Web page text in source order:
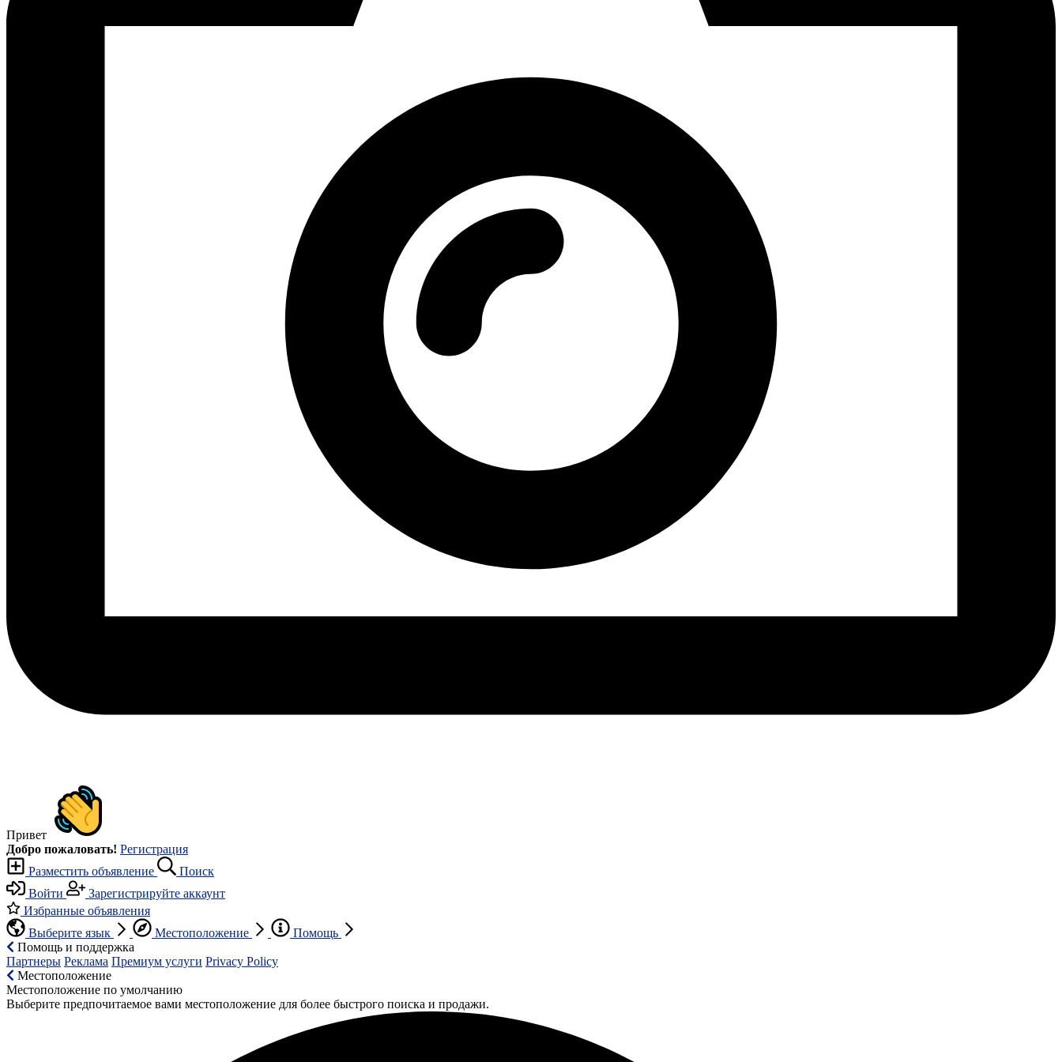
Привет
Добро пожаловать! Регистрация
Разместить объявление
Поиск
Войти
Зарегистрируйте аккаунт
Избранные объявления
Выберите язык
Местоположение
Помощь
Помощь и поддержка
Партнеры Реклама Премиум услуги Privacy Policy
Местоположение
Местоположение по умолчанию
Выберите предпочитаемое вами местоположение для более быстрого поиска и продажи.